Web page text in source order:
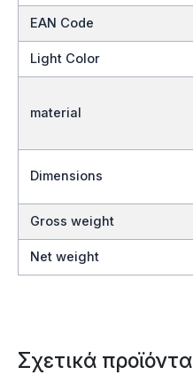
EAN Code
Light Color
material
Dimensions
Gross weight
Net weight
Σχετικά προϊόντα